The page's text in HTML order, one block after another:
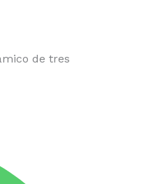
de tres